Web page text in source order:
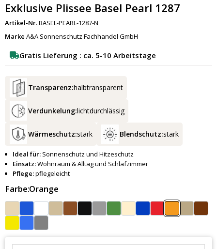
Exklusive Plissee Basel Pearl 1287
Artikel-Nr.BASEL-PEARL-1287-N
Marke A&A Sonnenschutz Fachhandel GmbH
Gratis Lieferung : ca. 5-10 Arbeitstage
Transparenz:halbtransparent
Verdunkelung:lichtdurchlässig
Wärmeschutz:stark Blendschutz:stark
Ideal für: Sonnenschutz und Hitzeschutz
Einsatz:Wohnraum & Alltag und Schlafzimmer
Pflege:pflegeleicht
Farbe:Orange